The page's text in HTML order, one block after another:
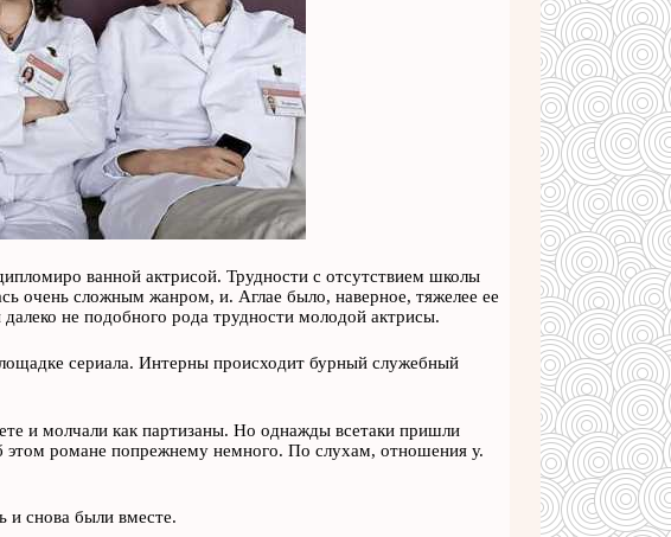
ванной актрисой. Трудности с отсутствием школы
очень сложным жанром, и. Аглае было, наверное, тяжелее ее
не подобного рода трудности молодой актрисы.
сериала. Интерны происходит бурный служебный
и молчали как партизаны. Но однажды всетаки пришли
романе попрежнему немного. По слухам, отношения у.
и снова были вместе.